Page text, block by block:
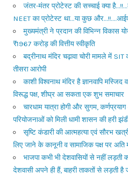
जंतर-मंतर प्रोटेस्ट की सच्चाई क्या
NEET का प्रोटेस्ट था…या कुछ
मुख्यमंत्री ने प्रदान की विभिन्न विकास
₹1967 करोड़ की वित्तीय स्वीकृति
बद्रीनाथ मंदिर चढ़ावा चोरी मामले में SIT
तीसरा आरोपी
काशी विश्वनाथ मंदिर है ज्ञानवापि
विरूद्ध पक्ष, शीघ्र आ सकता एक शुभ समाचार
चारधाम यात्रा होगी और सुगम,
परियोजनाओं को मिली धामी शासन की हरी
सृष्टि कंडारी की आत्महत्या एवं सौरभ
लिए जाने के कानूनी व सामाजिक पक्ष पर अति
भाजपा कभी भी देशवासियों से नहीं लड़ती
देशवासी अपने ही हैं, बाहरी ताकतों से लड़ती